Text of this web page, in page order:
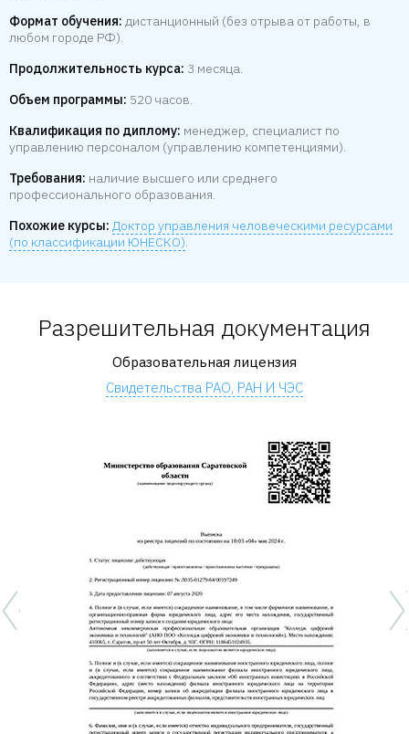
Формат обучения: дистанционный (без отрыва от работы, в
любом городе РФ).
Продолжительность курса: 3 месяца.
Объем программы: 520 часов.
Квалификация по диплому: менеджер, специалист по
управлению персоналом (управлению компетенциями).
Требования: наличие высшего или среднего
профессионального образования.
Похожие курсы: Доктор управления человеческими ресурсами
(по классификации ЮНЕСКО).
Разрешительная документация
Образовательная лицензия
Свидетельства РАО, РАН И ЧЭС